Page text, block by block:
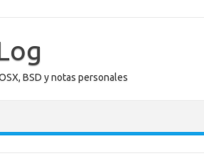
BSD y notas personales